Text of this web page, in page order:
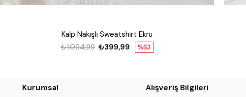
Kalp Nakışlı Sweatshirt Ekru
%63
₺399,99
₺1.094,99
Kurumsal Alışveriş Bilgileri